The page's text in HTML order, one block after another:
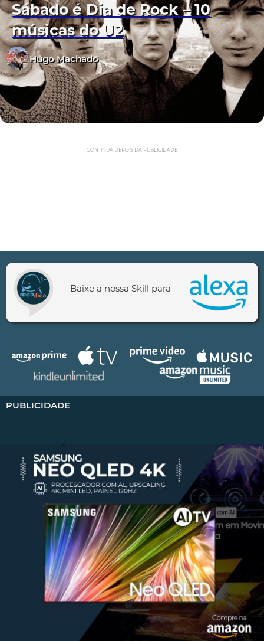
Sábado é Dia de Rock – 10
músicas do U2
Hugo Machado
CONTINUA DEPOIS DA PUBLICIDADE
Baixe a nossa Skill para
PUBLICIDADE